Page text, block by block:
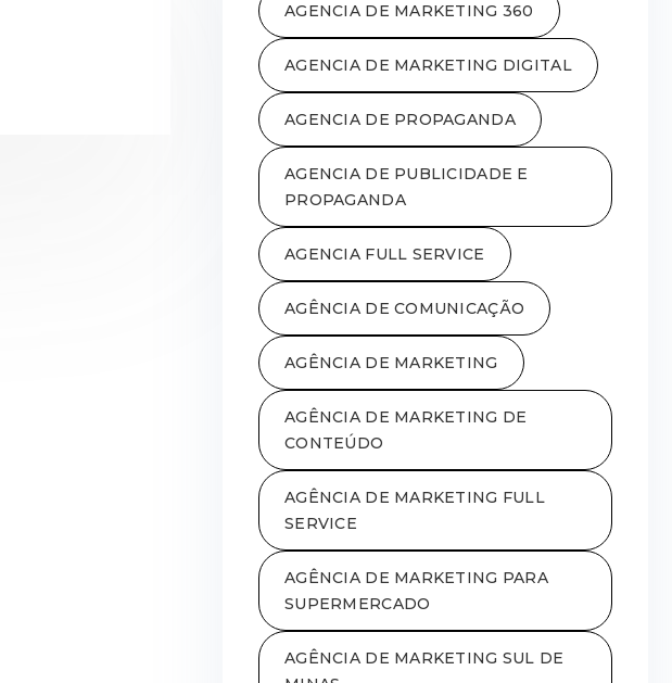
AGENCIA DE MARKETING 360
AGENCIA DE MARKETING DIGITAL
AGENCIA DE PROPAGANDA
AGENCIA DE PUBLICIDADE E
PROPAGANDA
AGENCIA FULL SERVICE
AGÊNCIA DE COMUNICAÇÃO
AGÊNCIA DE MARKETING
AGÊNCIA DE MARKETING DE
CONTEÚDO
AGÊNCIA DE MARKETING FULL
SERVICE
AGÊNCIA DE MARKETING PARA
SUPERMERCADO
AGÊNCIA DE MARKETING SUL DE